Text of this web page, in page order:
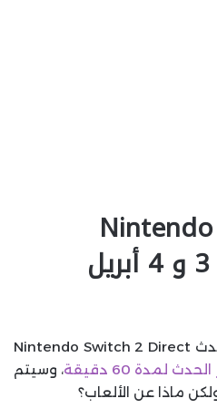
استعراض ألعاب Nintendo
وعدت Nintendo أن يكون حدث Nintendo Switch 2 Direct
لمدة 60 دقيقة
، وسيتم
ماذا عن الألعاب؟